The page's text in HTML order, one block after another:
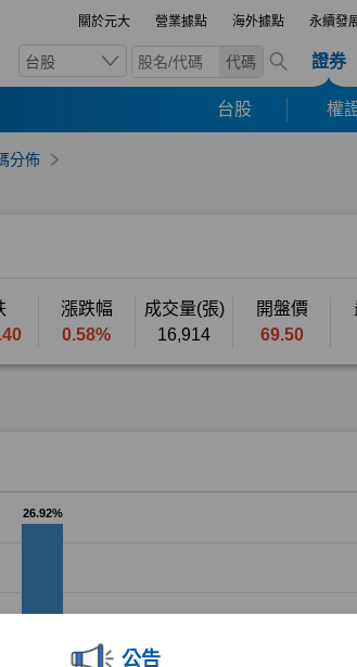
關於元大 營業據點 海外據點 永續發
台股 代碼 證券
台股 權
公告
分佈